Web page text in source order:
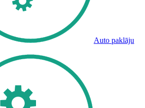
Auto paklāju